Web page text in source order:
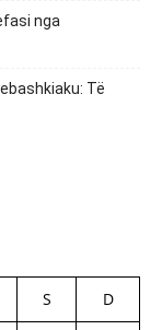
nga
Të
S D